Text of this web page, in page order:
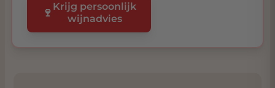
🍷 Krijg persoonlijk
wijnadvies